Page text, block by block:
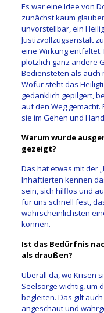
Es war eine Idee von
zunächst kaum
unvorstellbar, ein
Justizvollzugsanstalt
eine Wirkung
plötzlich ganz andere
Bediensteten als auch
Wofür steht das
gedanklich gepilgert,
auf den Weg
sie im Gehen und
Warum wurde
gezeigt?
Das hat etwas mit der
Inhaftierten kennen
sein, sich hilflos und
für uns schnell fest,
wahrscheinlichsten
können.
Ist das Bedürfnis
als draußen?
Überall da, wo Krisen
Seelsorge wichtig, um
begleiten. Das gilt
angeschaut und